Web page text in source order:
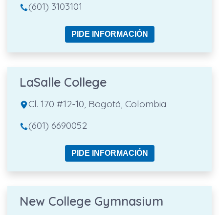
(601) 3103101
PIDE INFORMACIÓN
LaSalle College
Cl. 170 #12-10, Bogotá, Colombia
(601) 6690052
PIDE INFORMACIÓN
New College Gymnasium